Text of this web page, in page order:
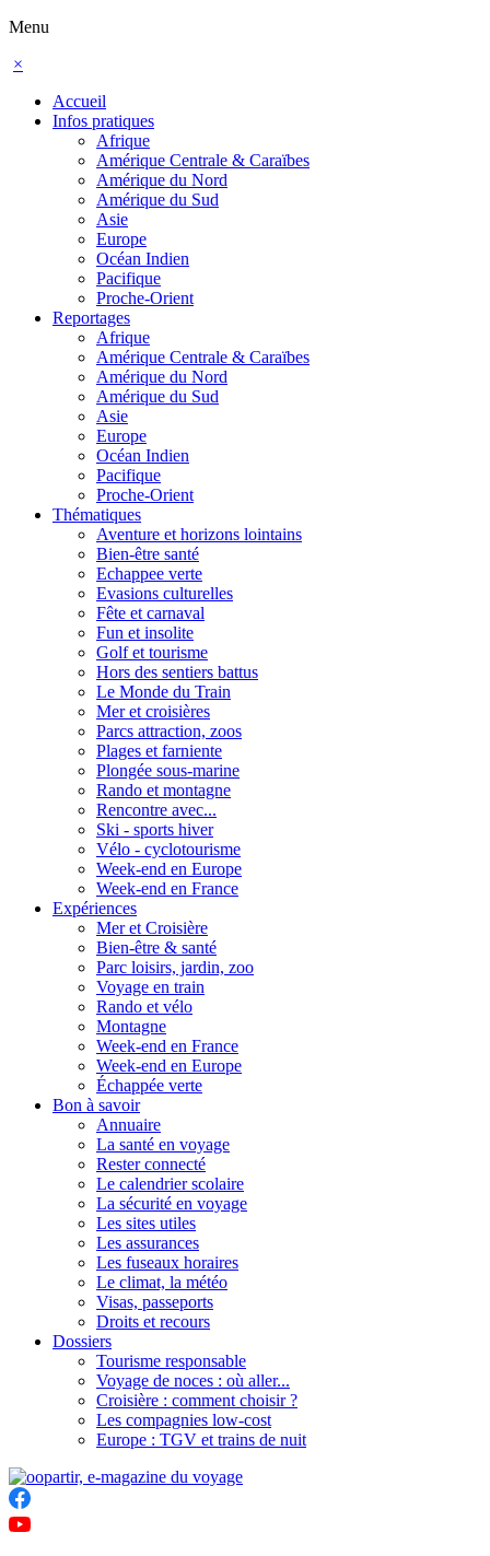
Menu
×
Accueil
Infos pratiques
Afrique
Amérique Centrale & Caraïbes
Amérique du Nord
Amérique du Sud
Asie
Europe
Océan Indien
Pacifique
Proche-Orient
Reportages
Afrique
Amérique Centrale & Caraïbes
Amérique du Nord
Amérique du Sud
Asie
Europe
Océan Indien
Pacifique
Proche-Orient
Thématiques
Aventure et horizons lointains
Bien-être santé
Echappee verte
Evasions culturelles
Fête et carnaval
Fun et insolite
Golf et tourisme
Hors des sentiers battus
Le Monde du Train
Mer et croisières
Parcs attraction, zoos
Plages et farniente
Plongée sous-marine
Rando et montagne
Rencontre avec...
Ski - sports hiver
Vélo - cyclotourisme
Week-end en Europe
Week-end en France
Expériences
Mer et Croisière
Bien-être & santé
Parc loisirs, jardin, zoo
Voyage en train
Rando et vélo
Montagne
Week-end en France
Week-end en Europe
Échappée verte
Bon à savoir
Annuaire
La santé en voyage
Rester connecté
Le calendrier scolaire
La sécurité en voyage
Les sites utiles
Les assurances
Les fuseaux horaires
Le climat, la météo
Visas, passeports
Droits et recours
Dossiers
Tourisme responsable
Voyage de noces : où aller...
Croisière : comment choisir ?
Les compagnies low-cost
Europe : TGV et trains de nuit